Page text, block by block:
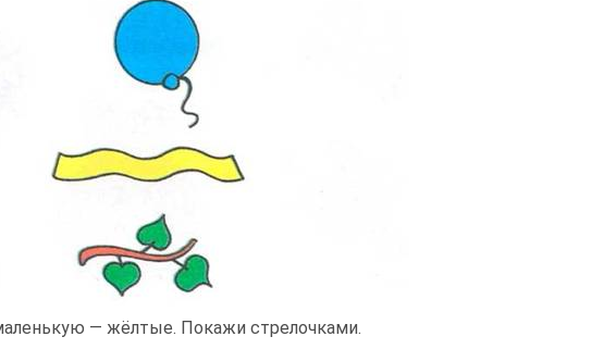
— жёлтые. Покажи стрелочками.